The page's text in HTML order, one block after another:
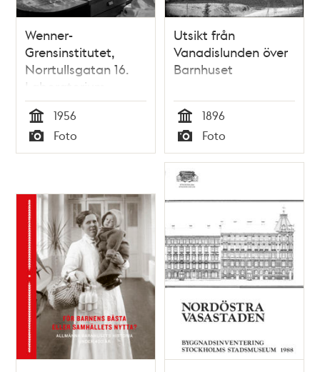
Wenner-
Grensinstitutet,
Norrtullsgatan 16.
Laboratorium
Tid
1956
Typ
Foto
Utsikt från
Vanadislunden över
Barnhuset
Tid
1896
Typ
Foto